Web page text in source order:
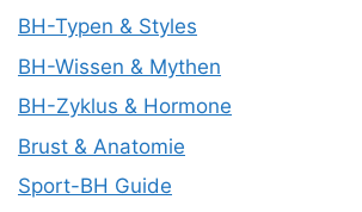
BH-Typen & Styles
BH-Wissen & Mythen
BH-Zyklus & Hormone
Brust & Anatomie
Sport-BH Guide